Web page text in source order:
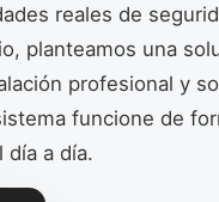
reales de
planteamos una
profesional y
funcione de
día a día.